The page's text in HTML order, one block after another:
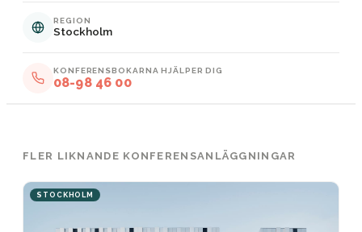
REGION
Stockholm
KONFERENSBOKARNA HJÄLPER DIG
08-98 46 00
FLER LIKNANDE KONFERENSANLÄGGNINGAR
STOCKHOLM